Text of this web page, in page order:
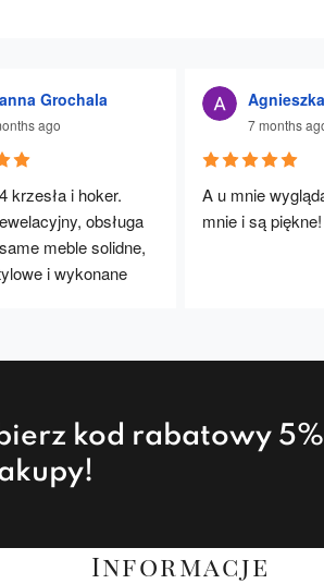
Grochala
ago
krzesła i hoker.
obsługa
meble solidne,
i wykonane
Agnieszka
7 months
A u mnie
mnie i są piękne!
kod rabatowy
Informacje